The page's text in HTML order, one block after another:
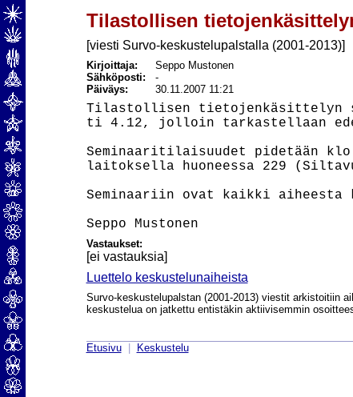
Tilastollisen
[viesti Survo-keskustelupalstalla (2001-2013)]
Kirjoittaja:
Seppo Mustonen
Sähköposti: -
Päiväys:
30.11.2007 11:21
Tilastollisen tietojenkäsittelyn
ti 4.12, jolloin tarkastellaan
Seminaaritilaisuudet pidetään klo
laitoksella huoneessa 229
Seminaariin ovat kaikki
Vastaukset:
[ei vastauksia]
Luettelo keskustelunaiheista
Survo-keskustelupalstan (2001-2013) viestit arkistoitiin
keskustelua on jatkettu entistäkin aktiivisemmin
Etusivu| Keskustelu